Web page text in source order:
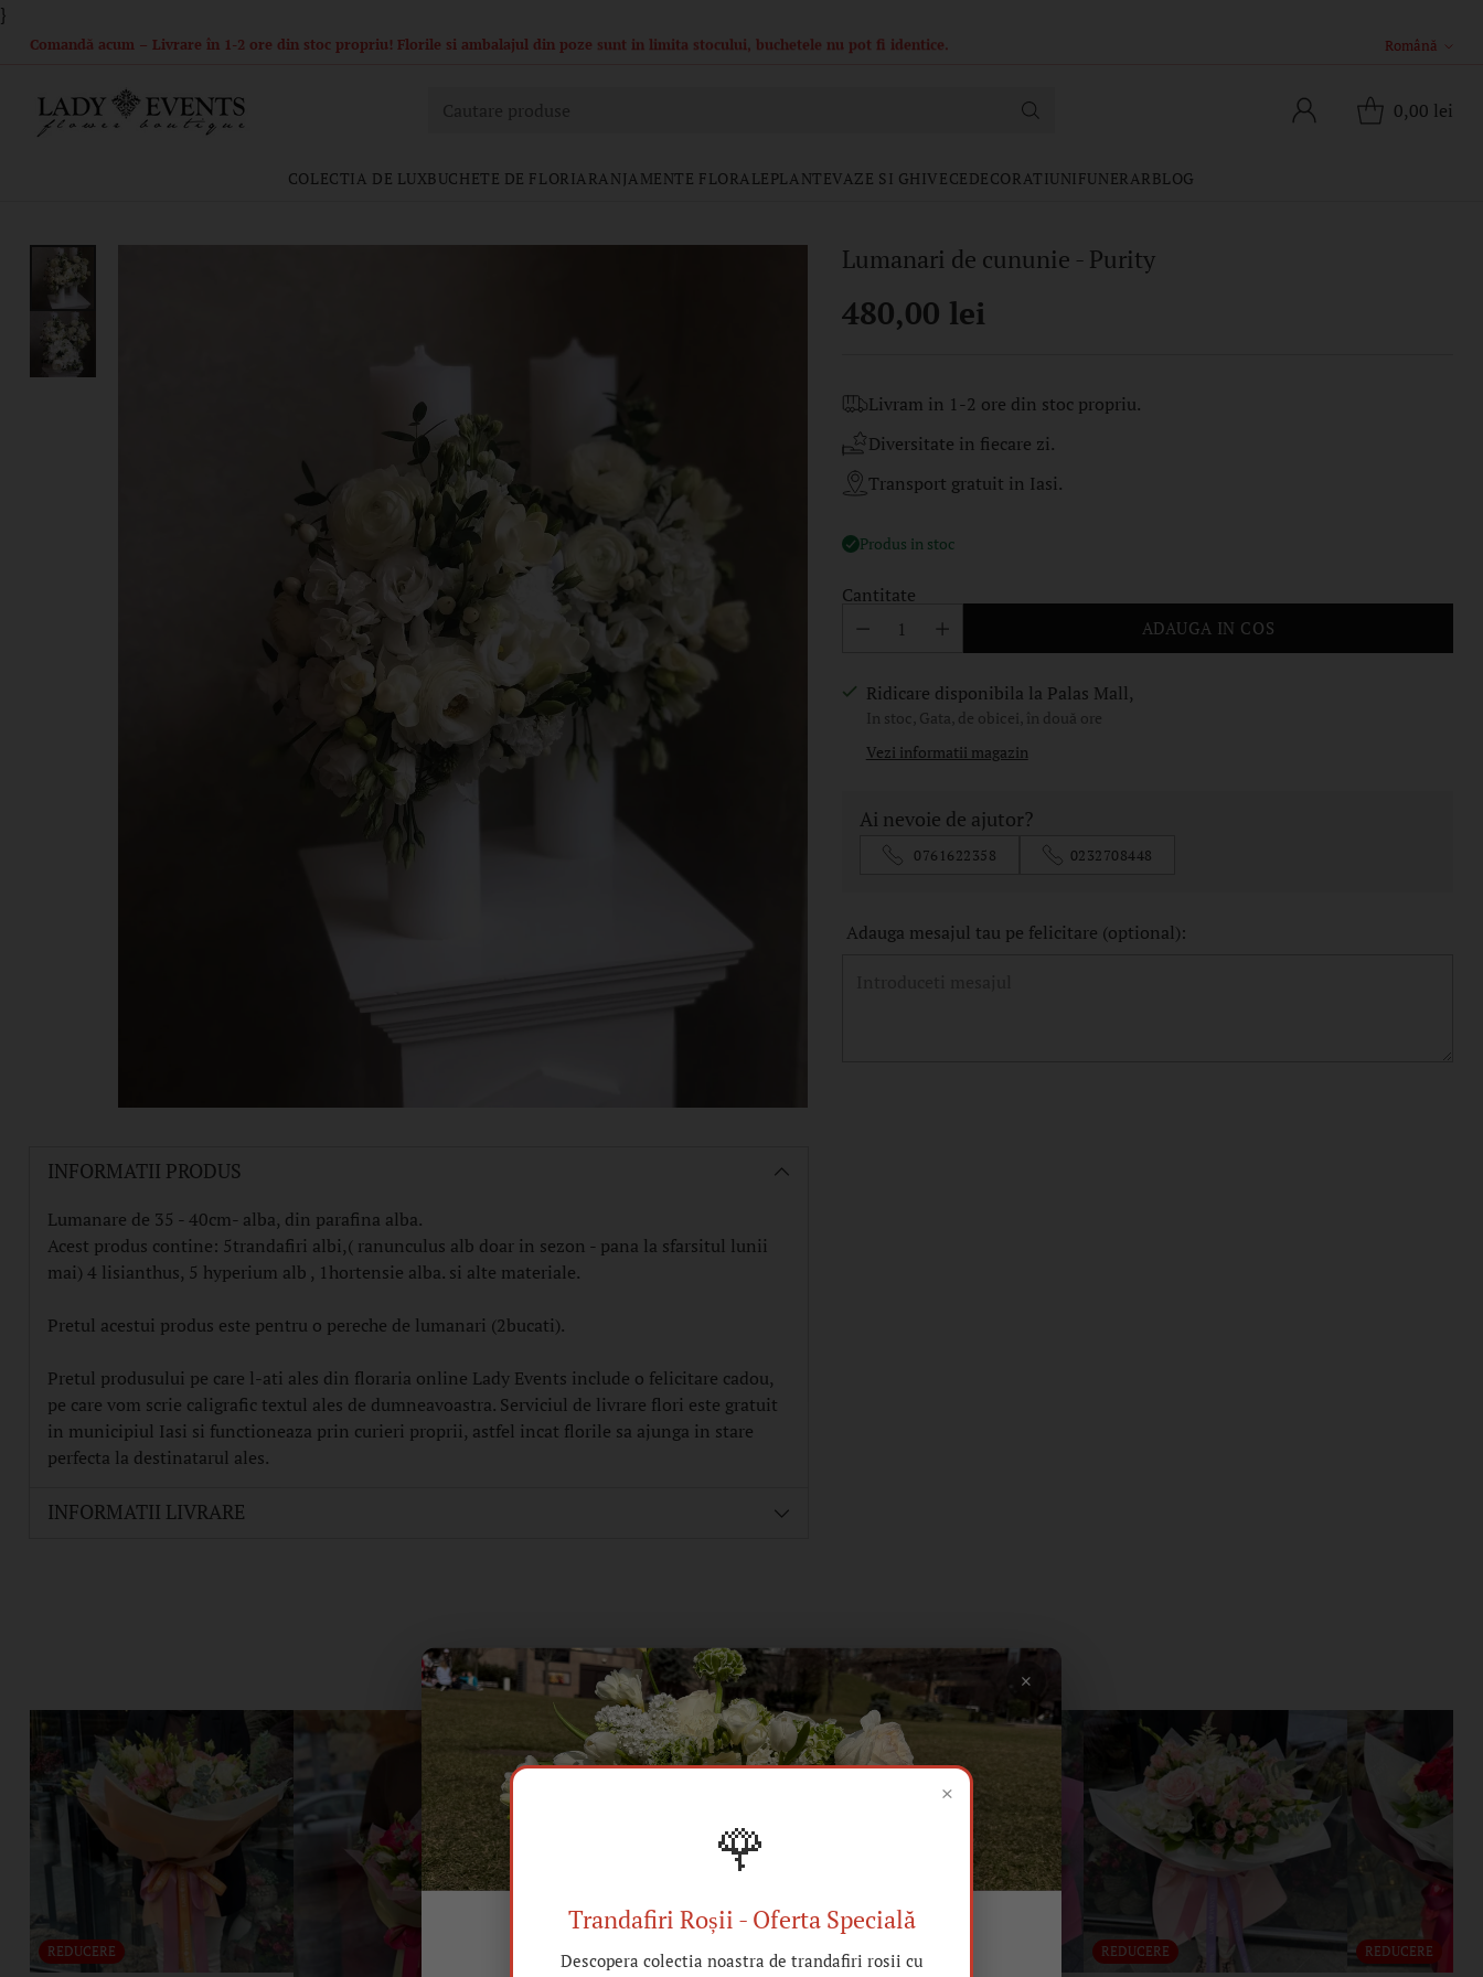
}
Cautare produse 0,00 lei
COLECTIA DE LUXBUCHETE DE FLORIARANJAMENTE FLORALEPLANTEVAZE SI GHIVECEDECORATIUNIFUNERARBLOG
Comandă acum – Livrare în 1-2 ore din stoc propriu! Florile si ambalajul din poze sunt in limita stocului, buchetele nu pot fi identice. Română
INFORMATII PRODUS
Lumanare de 35 - 40cm- alba, din parafina alba.
Acest produs contine: 5trandafiri albi,( ranunculus alb doar in sezon - pana la sfarsitul lunii
mai) 4 lisianthus, 5 hyperium alb , 1hortensie alba. si alte materiale.
Pretul acestui produs este pentru o pereche de lumanari (2bucati).
Pretul produsului pe care l-ati ales din floraria online Lady Events include o felicitare cadou,
pe care vom scrie caligrafic textul ales de dumneavoastra. Serviciul de livrare flori este gratuit
in municipiul Iasi si functioneaza prin curieri proprii, astfel incat florile sa ajunga in stare
perfecta la destinatarul ales.
INFORMATII LIVRARE
Lumanari de cununie - Purity
Pret
480,00 lei
Livram in 1-2 ore din stoc propriu.
Diversitate in fiecare zi.
Transport gratuit in Iasi.
Produs in stoc
Cantitate
ADAUGA IN COS
Ridicare disponibila la Palas Mall,
In stoc, Gata, de obicei, în două ore
Vezi informatii magazin
Ai nevoie de ajutor?
0761622358 0232708448
Adauga mesajul tau pe felicitare (optional):
Promotii si oferte
REDUCERE REDUCERE REDUCERE REDUCERE
×
🌹
Trandafiri Roșii - Oferta Specială
Descopera colectia noastra de trandafiri rosii cu
×